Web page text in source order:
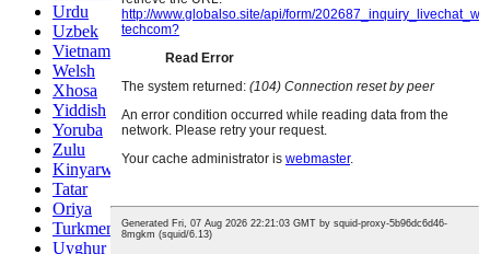
Urdu
Uzbek
Vietnamese
Welsh
Xhosa
Yiddish
Yoruba
Zulu
Kinyarwanda
Tatar
Oriya
Turkmen
Uyghur